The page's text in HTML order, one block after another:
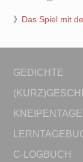
》 Das Spiel mit
GEDICHTE
C-LOGBUCH